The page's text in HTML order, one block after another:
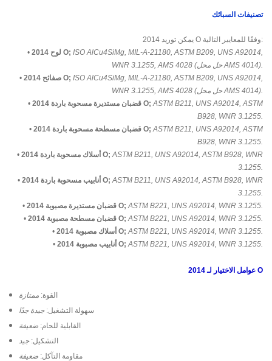
تصنيفات السبائك
يمكن توريد 2014 O وفقًا للمعايير التالية:
•
لوح 2014 O; ISO AlCu4SiMg, MIL-A-21180, ASTM B209, UNS A92014,
WNR 3.1255, AMS 4028 (حل محل AMS 4014).
•
صفائح 2014 O; ISO AlCu4SiMg, MIL-A-21180, ASTM B209, UNS A92014,
WNR 3.1255, AMS 4028 (حل محل AMS 4014).
•
قضبان مستديرة مسحوبة باردة 2014 O; ASTM B211, UNS A92014, ASTM
B928, WNR 3.1255.
•
قضبان مسطحة مسحوبة باردة 2014 O; ASTM B211, UNS A92014, ASTM
B928, WNR 3.1255.
•
أسلاك مسحوبة باردة 2014 O; ASTM B211, UNS A92014, ASTM B928, WNR
3.1255.
•
أنابيب مسحوبة باردة 2014 O; ASTM B211, UNS A92014, ASTM B928, WNR
3.1255.
•
قضبان مستديرة مصبوبة 2014 O; ASTM B221, UNS A92014, WNR 3.1255.
•
قضبان مسطحة مصبوبة 2014 O; ASTM B221, UNS A92014, WNR 3.1255.
•
أسلاك مصبوبة 2014 O; ASTM B221, UNS A92014, WNR 3.1255.
•
أنابيب مصبوبة 2014 O; ASTM B221, UNS A92014, WNR 3.1255.
عوامل الاختيار لـ 2014 O
القوة: ممتازة
سهولة التشغيل:جيدة جدًا
القابلية للحام: ضعيفة
التشكيل:جيد
مقاومة التآكل: ضعيفة